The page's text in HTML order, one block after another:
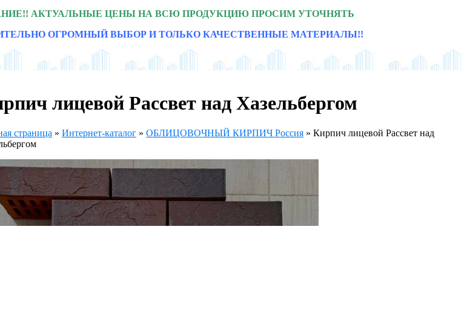
АКТУАЛЬНЫЕ ЦЕНЫ НА ВСЮ ПРОДУКЦИЮ ПРОСИМ УТОЧНЯТЬ
ОГРОМНЫЙ ВЫБОР И ТОЛЬКО КАЧЕСТВЕННЫЕ МАТЕРИАЛЫ!!
лицевой Рассвет над Хазельбергом
страница » Интернет-каталог » ОБЛИЦОВОЧНЫЙ КИРПИЧ Россия » Кирпич лицевой Рассвет над